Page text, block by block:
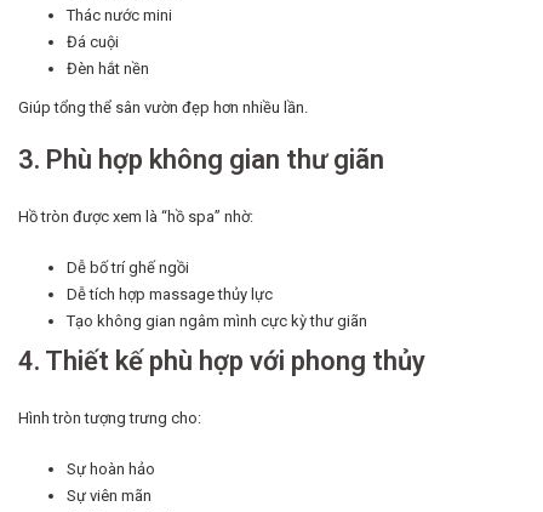
Thác nước mini
Đá cuội
Đèn hắt nền
Giúp tổng thể sân vườn đẹp hơn nhiều lần.
3. Phù hợp không gian thư giãn
Hồ tròn được xem là “hồ spa” nhờ:
Dễ bố trí ghế ngồi
Dễ tích hợp massage thủy lực
Tạo không gian ngâm mình cực kỳ thư giãn
4. Thiết kế phù hợp với phong thủy
Hình tròn tượng trưng cho:
Sự hoàn hảo
Sự viên mãn